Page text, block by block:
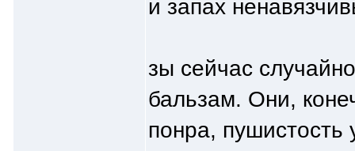
и запах
зы сейчас
бальзам. Они,
понра, пушистость